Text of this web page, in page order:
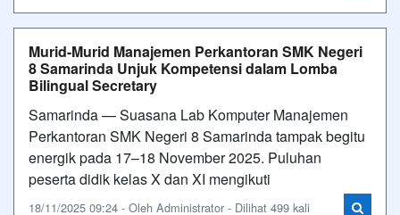
Murid-Murid Manajemen Perkantoran SMK Negeri
8 Samarinda Unjuk Kompetensi dalam Lomba
Bilingual Secretary
Samarinda — Suasana Lab Komputer Manajemen
Perkantoran SMK Negeri 8 Samarinda tampak begitu
energik pada 17–18 November 2025. Puluhan
peserta didik kelas X dan XI mengikuti
18/11/2025 09:24 - Oleh Administrator - Dilihat 499 kali